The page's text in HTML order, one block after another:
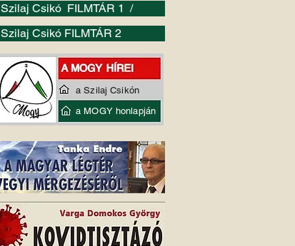
Szilaj Csikó FILMTÁR 1 /
Szilaj Csikó FILMTÁR 2
a Szilaj Csikón
a MOGY honlapján